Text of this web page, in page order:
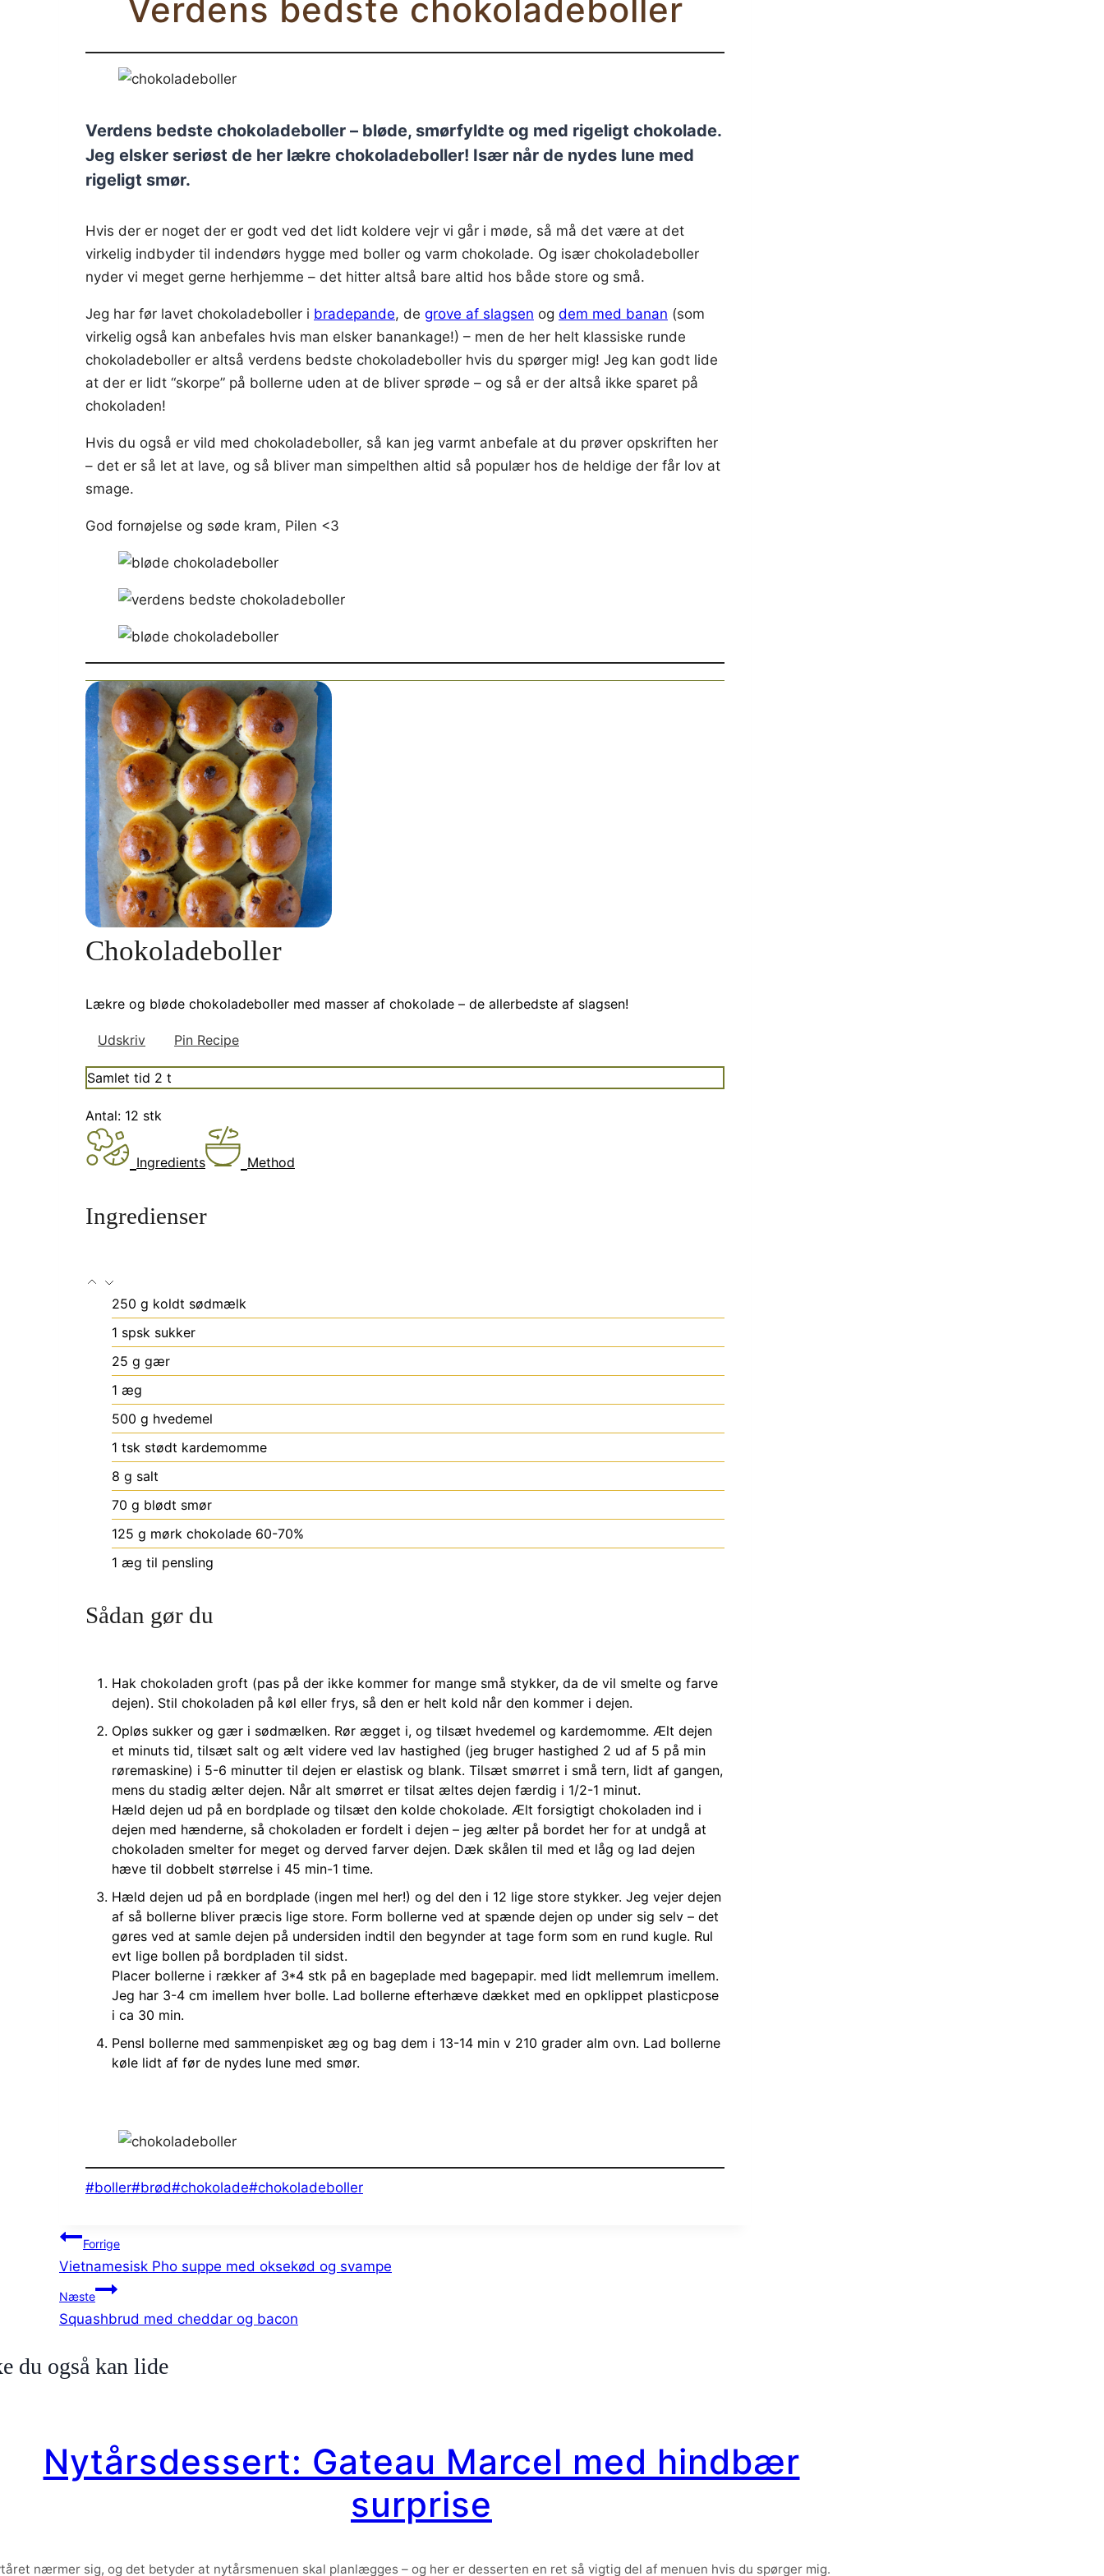
Verdens bedste chokoladeboller
Verdens bedste chokoladeboller – bløde, smørfyldte og med rigeligt chokolade.
Jeg elsker seriøst de her lækre chokoladeboller! Især når de nydes lune med
rigeligt smør.
Hvis der er noget der er godt ved det lidt koldere vejr vi går i møde, så må det være at det
virkelig indbyder til indendørs hygge med boller og varm chokolade. Og især chokoladeboller
nyder vi meget gerne herhjemme – det hitter altså bare altid hos både store og små.
Jeg har før lavet chokoladeboller i bradepande, de grove af slagsen og dem med banan (som
virkelig også kan anbefales hvis man elsker banankage!) – men de her helt klassiske runde
chokoladeboller er altså verdens bedste chokoladeboller hvis du spørger mig! Jeg kan godt lide
at der er lidt “skorpe” på bollerne uden at de bliver sprøde – og så er der altså ikke sparet på
chokoladen!
Hvis du også er vild med chokoladeboller, så kan jeg varmt anbefale at du prøver opskriften her
– det er så let at lave, og så bliver man simpelthen altid så populær hos de heldige der får lov at
smage.
God fornøjelse og søde kram, Pilen <3
Chokoladeboller
Lækre og bløde chokoladeboller med masser af chokolade – de allerbedste af slagsen!
Udskriv Pin Recipe
Samlet tid 2 timer
t
Antal: 12 stk
Ingredients Method
Ingredienser
250 g koldt sødmælk
1 spsk sukker
25 g gær
1 æg
500 g hvedemel
1 tsk stødt kardemomme
8 g salt
70 g blødt smør
125 g mørk chokolade 60-70%
1 æg til pensling
Sådan gør du
Hak chokoladen groft (pas på der ikke kommer for mange små stykker, da de vil smelte og farve
dejen). Stil chokoladen på køl eller frys, så den er helt kold når den kommer i dejen.
Opløs sukker og gær i sødmælken. Rør ægget i, og tilsæt hvedemel og kardemomme. Ælt dejen
et minuts tid, tilsæt salt og ælt videre ved lav hastighed (jeg bruger hastighed 2 ud af 5 på min
røremaskine) i 5-6 minutter til dejen er elastisk og blank. Tilsæt smørret i små tern, lidt af gangen,
mens du stadig ælter dejen. Når alt smørret er tilsat æltes dejen færdig i 1/2-1 minut.
Hæld dejen ud på en bordplade og tilsæt den kolde chokolade. Ælt forsigtigt chokoladen ind i
dejen med hænderne, så chokoladen er fordelt i dejen – jeg ælter på bordet her for at undgå at
chokoladen smelter for meget og derved farver dejen. Dæk skålen til med et låg og lad dejen
hæve til dobbelt størrelse i 45 min-1 time.
Hæld dejen ud på en bordplade (ingen mel her!) og del den i 12 lige store stykker. Jeg vejer dejen
af så bollerne bliver præcis lige store. Form bollerne ved at spænde dejen op under sig selv – det
gøres ved at samle dejen på undersiden indtil den begynder at tage form som en rund kugle. Rul
evt lige bollen på bordpladen til sidst.
Placer bollerne i rækker af 3*4 stk på en bageplade med bagepapir. med lidt mellemrum imellem.
Jeg har 3-4 cm imellem hver bolle. Lad bollerne efterhæve dækket med en opklippet plasticpose
i ca 30 min.
Pensl bollerne med sammenpisket æg og bag dem i 13-14 min v 210 grader alm ovn. Lad bollerne
køle lidt af før de nydes lune med smør.
Indlæg-
#boller#brød#chokolade#chokoladeboller
Indlægsnavigation
Forrige
Vietnamesisk Pho suppe med oksekød og svampe
Næste
Squashbrud med cheddar og bacon
du også kan lide
Nytårsdessert: Gateau Marcel med hindbær
surprise
nærmer sig, og det betyder at nytårsmenuen skal planlægges – og her er desserten en ret så vigtig del af menuen hvis du spørger mig.